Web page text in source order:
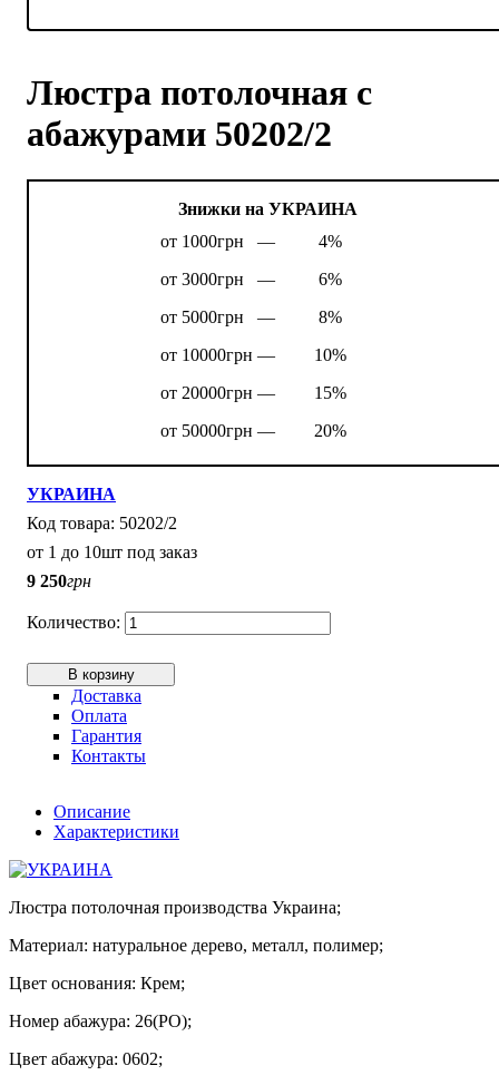
Люстра потолочная с
абажурами 50202/2
Знижки на УКРАИНА
от 1000грн —
4%
от 3000грн —
6%
от 5000грн —
8%
от 10000грн —
10%
от 20000грн —
15%
от 50000грн —
20%
УКРАИНА
50202/2
от 1 до 10шт под заказ
9 250грн
В корзину
Доставка
Оплата
Гарантия
Контакты
Описание
Характеристики
Люстра потолочная производства Украина;
Материал: натуральное дерево, металл, полимер;
Цвет основания: Крем;
Номер абажура: 26(PО);
Цвет абажура: 0602;